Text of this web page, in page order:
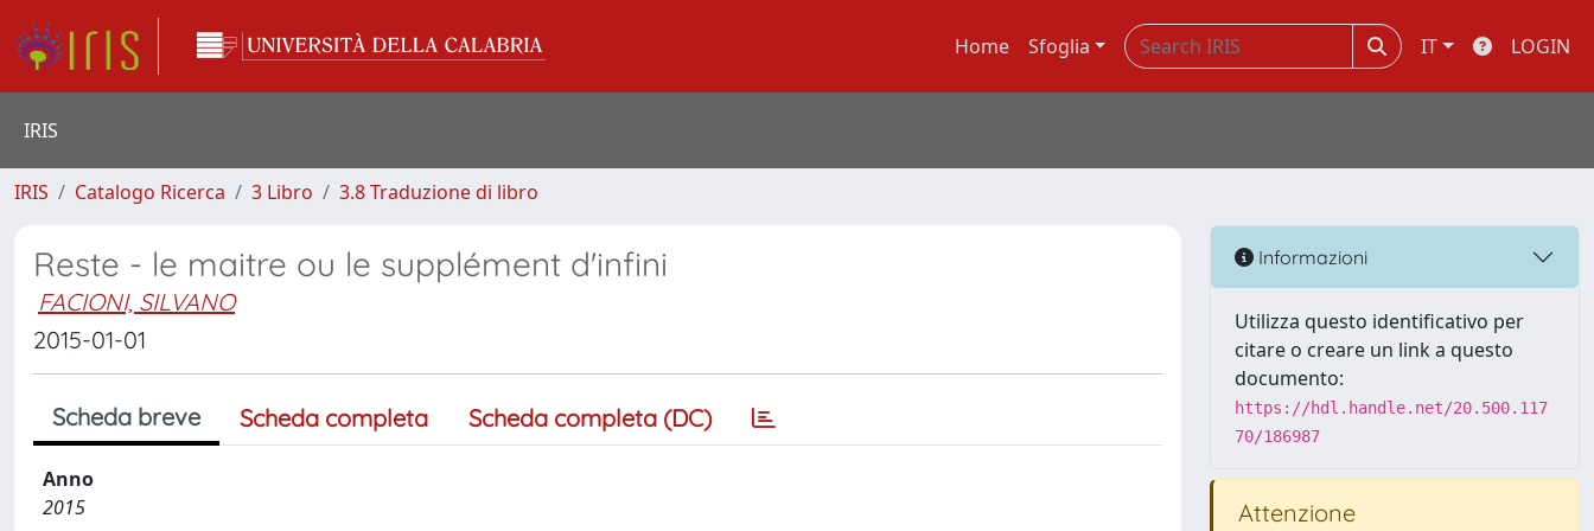
Home Sfoglia IT LOGIN
IRIS
IRIS Catalogo Ricerca 3 Libro 3.8 Traduzione di libro
Reste - le maitre ou le supplément d'infini
FACIONI, SILVANO
2015-01-01
Scheda breve Scheda completa Scheda completa (DC)
Anno
2015
Informazioni
Utilizza questo identificativo per
citare o creare un link a questo
documento:
https://hdl.handle.net/20.500.117
70/186987
Attenzione